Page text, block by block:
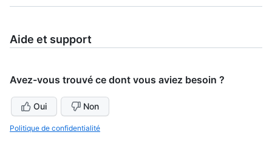
Aide et support
Avez-vous trouvé ce dont vous aviez besoin ?
Oui Non
Politique de confidentialité